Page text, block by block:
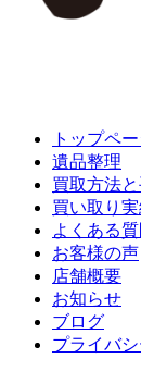
トップペ
遺品整理
買取方法
買い取り
よくある質
お客様の声
店舗概要
お知らせ
ブログ
プライバ